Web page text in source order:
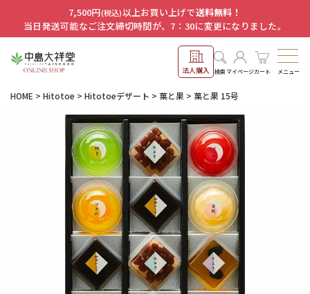
7,500円(税込)以上お買い上げで送料無料！
当日発送可能なご注文締切時間が、7：30に変更になりました。
法人購入 検索マイページカート メニュー
HOME Hitotoe Hitotoeデザート 菓と果 菓と果 15号